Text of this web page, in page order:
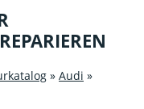
» Audi »